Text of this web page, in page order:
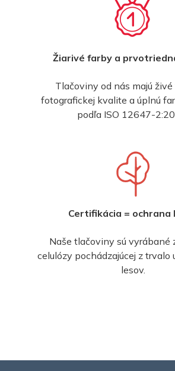
Žiarivé farby a
Tlačoviny od nás majú
fotografickej kvalite a úplnú
podľa ISO 12647-
Certifikácia = ochrana
Naše tlačoviny sú vyrábané
celulózy pochádzajúcej z trvalo
lesov.